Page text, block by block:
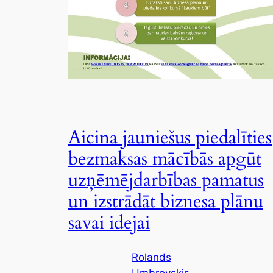
Aicina jauniešus piedalīties
bezmaksas mācībās apgūt
uzņēmējdarbības pamatus
un izstrādāt biznesa plānu
savai idejai
Rolands